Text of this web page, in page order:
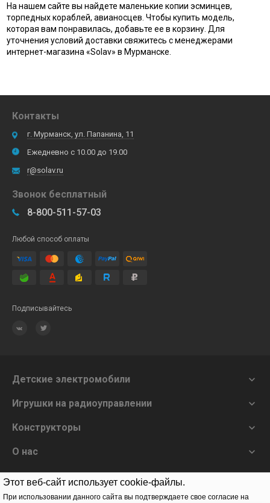
Этот веб-сайт использует cookie-файлы.
При использовании данного сайта вы подтверждаете свое согласие на
На нашем сайте вы найдете маленькие копии эсминцев,
торпедных кораблей, авианосцев. Чтобы купить модель,
которая вам понравилась, добавьте ее в корзину. Для
уточнения условий доставки свяжитесь с менеджерами
интернет-магазина «Solav» в Мурманске.
Контакты
г. Мурманск, ул. Папанина, 11
Ежедневно с 10.00 до 19.00
r@solav.ru
Звонок бесплатный
8-800-511-57-03
Любой способ оплаты
Подписывайтесь
Детские электромобили 
Игрушки на радиоуправлении 
Конструкторы 
О нас 